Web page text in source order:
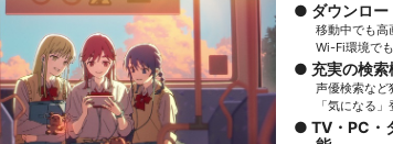
ダウンロ
移動中でも高
Wi-Fi環境で
充実の検
声優検索など
「気になる
TV・PC・